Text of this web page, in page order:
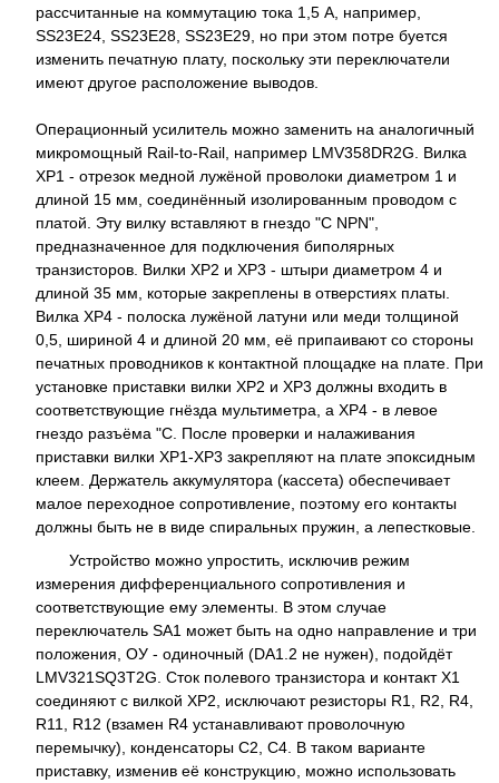
рассчитанные на коммутацию тока 1,5 А, например,
SS23E24, SS23E28, SS23E29, но при этом потре буется
изменить печатную плату, поскольку эти переключатели
имеют другое расположение выводов.
Операционный усилитель можно заменить на аналогичный
микромощный Rail-to-Rail, например LMV358DR2G. Вилка
XP1 - отрезок медной лужёной проволоки диаметром 1 и
длиной 15 мм, соединённый изолированным проводом с
платой. Эту вилку вставляют в гнездо "С NPN",
предназначенное для подключения биполярных
транзисторов. Вилки XP2 и XP3 - штыри диаметром 4 и
длиной 35 мм, которые закреплены в отверстиях платы.
Вилка XP4 - полоска лужёной латуни или меди толщиной
0,5, шириной 4 и длиной 20 мм, её припаивают со стороны
печатных проводников к контактной площадке на плате. При
установке приставки вилки XP2 и XP3 должны входить в
соответствующие гнёзда мультиметра, а XP4 - в левое
гнездо разъёма "С. После проверки и налаживания
приставки вилки XP1-XP3 закрепляют на плате эпоксидным
клеем. Держатель аккумулятора (кассета) обеспечивает
малое переходное сопротивление, поэтому его контакты
должны быть не в виде спиральных пружин, а лепестковые.
Устройство можно упростить, исключив режим
измерения дифференциального сопротивления и
соответствующие ему элементы. В этом случае
переключатель SA1 может быть на одно направление и три
положения, ОУ - одиночный (DA1.2 не нужен), подойдёт
LMV321SQ3T2G. Сток полевого транзистора и контакт Х1
соединяют с вилкой ХР2, исключают резисторы R1, R2, R4,
R11, R12 (взамен R4 устанавливают проволочную
перемычку), конденсаторы С2, С4. В таком варианте
приставку, изменив её конструкцию, можно использовать